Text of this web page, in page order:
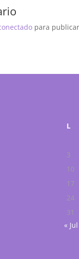
para
L
3
10
17
24
31
« Jul